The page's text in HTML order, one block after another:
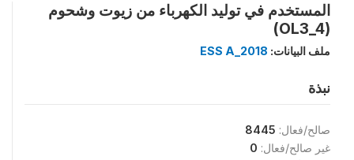
المستخدم في توليد الكهرباء من زيوت وشحوم
(OL3_4)
ملف البيانات: ESS A_2018
نبذة
صالح/فعال: 8445
غير صالح/فعال: 0